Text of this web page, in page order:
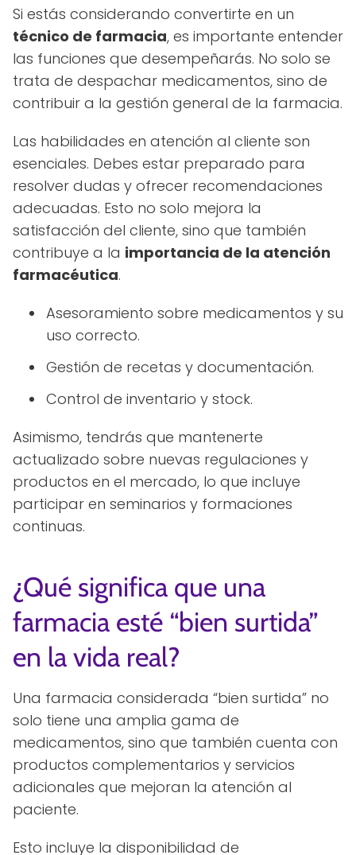
Si estás considerando convertirte en un
técnico de farmacia, es importante entender
las funciones que desempeñarás. No solo se
trata de despachar medicamentos, sino de
contribuir a la gestión general de la farmacia.
Las habilidades en atención al cliente son
esenciales. Debes estar preparado para
resolver dudas y ofrecer recomendaciones
adecuadas. Esto no solo mejora la
satisfacción del cliente, sino que también
contribuye a la importancia de la atención
farmacéutica.
Asesoramiento sobre medicamentos y su
uso correcto.
Gestión de recetas y documentación.
Control de inventario y stock.
Asimismo, tendrás que mantenerte
actualizado sobre nuevas regulaciones y
productos en el mercado, lo que incluye
participar en seminarios y formaciones
continuas.
¿Qué significa que una
farmacia esté “bien surtida”
en la vida real?
Una farmacia considerada “bien surtida” no
solo tiene una amplia gama de
medicamentos, sino que también cuenta con
productos complementarios y servicios
adicionales que mejoran la atención al
paciente.
Esto incluye la disponibilidad de